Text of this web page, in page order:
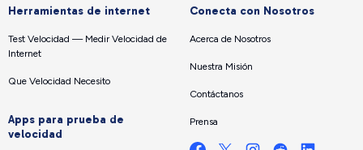
Herramientas de internet
Test Velocidad — Medir Velocidad de
Internet
Que Velocidad Necesito
Apps para prueba de
velocidad
Conecta con Nosotros
Acerca de Nosotros
Nuestra Misión
Contáctanos
Prensa